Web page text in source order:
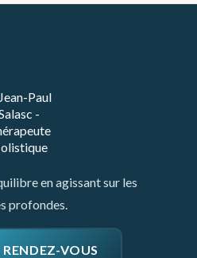
en agissant sur les
profondes.
RENDEZ-VOUS